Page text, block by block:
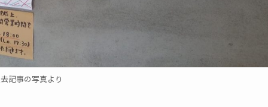
記事の写真より